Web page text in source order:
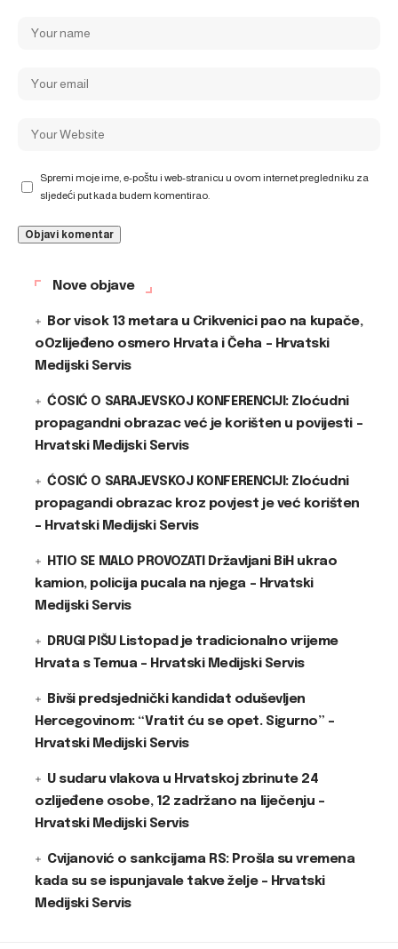
Spremi moje ime, e-poštu i web-stranicu u ovom internet pregledniku za
sljedeći put kada budem komentirao.
Nove objave
Bor visok 13 metara u Crikvenici pao na kupače,
oOzlijeđeno osmero Hrvata i Čeha – Hrvatski
Medijski Servis
ĆOSIĆ O SARAJEVSKOJ KONFERENCIJI: Zloćudni
propagandni obrazac već je korišten u povijesti –
Hrvatski Medijski Servis
ĆOSIĆ O SARAJEVSKOJ KONFERENCIJI: Zloćudni
propagandi obrazac kroz povjest je već korišten
– Hrvatski Medijski Servis
HTIO SE MALO PROVOZATI Državljani BiH ukrao
kamion, policija pucala na njega – Hrvatski
Medijski Servis
DRUGI PIŠU Listopad je tradicionalno vrijeme
Hrvata s Temua – Hrvatski Medijski Servis
Bivši predsjednički kandidat oduševljen
Hercegovinom: “Vratit ću se opet. Sigurno” –
Hrvatski Medijski Servis
U sudaru vlakova u Hrvatskoj zbrinute 24
ozlijeđene osobe, 12 zadržano na liječenju –
Hrvatski Medijski Servis
Cvijanović o sankcijama RS: Prošla su vremena
kada su se ispunjavale takve želje – Hrvatski
Medijski Servis